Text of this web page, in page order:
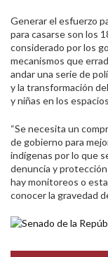
Generar el esfuerzo
para casarse son los
considerado por los
mecanismos que
andar una serie de
y la transformación
y niñas en los
“Se necesita un
de gobierno para
indígenas por lo que
denuncia y
hay monitoreos o
conocer la gravedad